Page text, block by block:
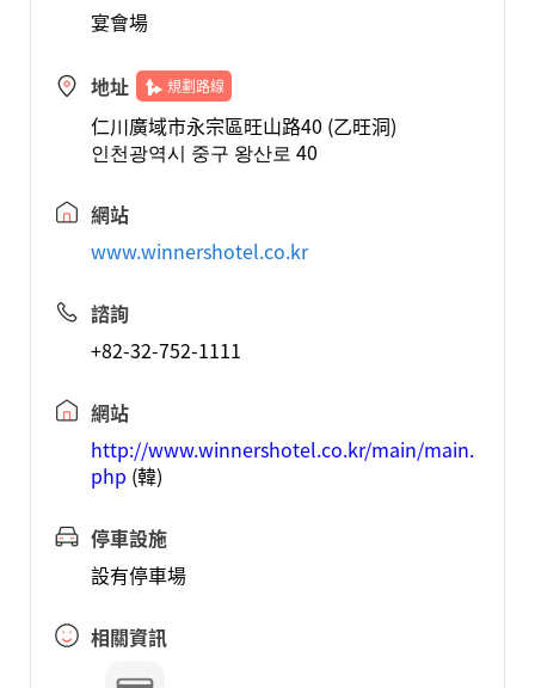
宴會場
地址 規劃路線
仁川廣域市永宗區旺山路40 (乙旺洞)
인천광역시 중구 왕산로 40
網站
www.winnershotel.co.kr
諮詢
+82-32-752-1111
網站
http://www.winnershotel.co.kr/main/main.
php (韓)
停車設施
設有停車場
相關資訊